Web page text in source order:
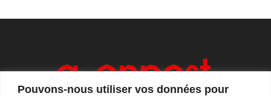
Pouvons-nous utiliser vos données pour